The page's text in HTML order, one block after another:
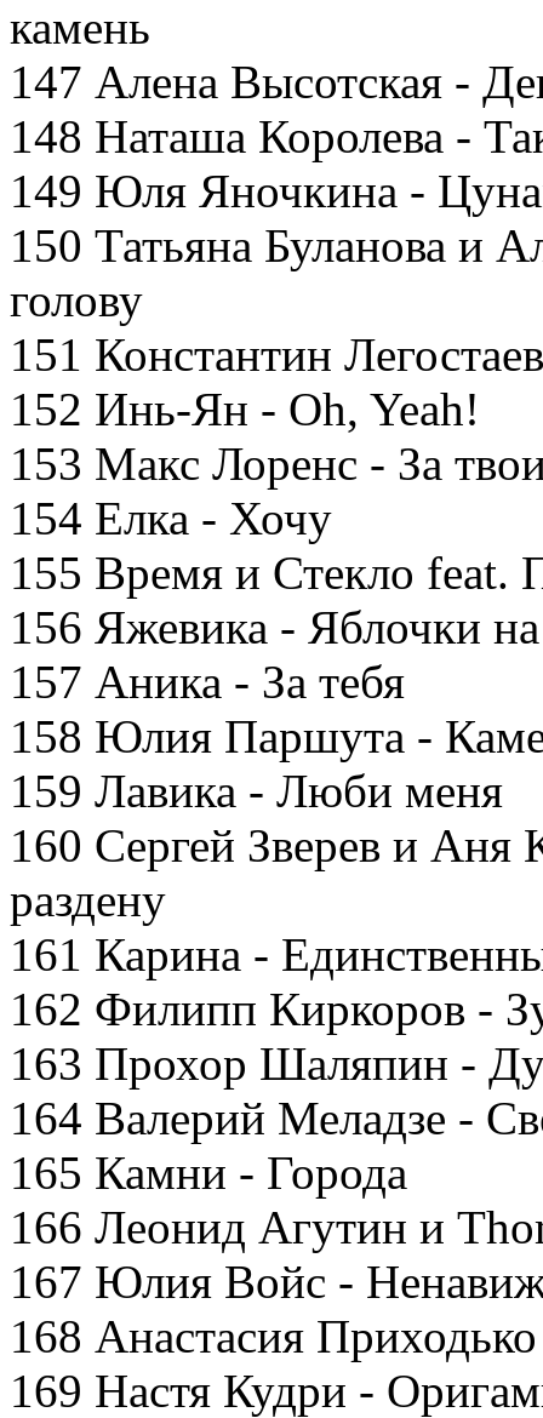
камень
147 Алена Высотская -
148 Наташа Королева -
149 Юля Яночкина -
150 Татьяна Буланова и
голову
151 Константин
152 Инь-Ян - Oh, Yeah!
153 Макс Лоренс - За твои
154 Елка - Хочу
155 Время и Стекло feat.
156 Яжевика - Яблочки на
157 Аника - За тебя
158 Юлия Паршута -
159 Лавика - Люби меня
160 Сергей Зверев и Аня
раздену
161 Карина -
162 Филипп Киркоров -
163 Прохор Шаляпин -
164 Валерий Меладзе -
165 Камни - Города
166 Леонид Агутин и
167 Юлия Войс -
168 Анастасия
169 Настя Кудри -